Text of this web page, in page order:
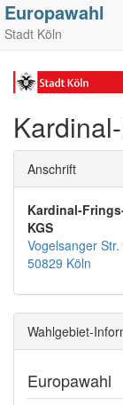
Europawahl
Stadt Köln
Anschrift
Kardinal-
KGS
Vogelsanger Str.
50829 Köln
Wahlgebiet-
Europawahl